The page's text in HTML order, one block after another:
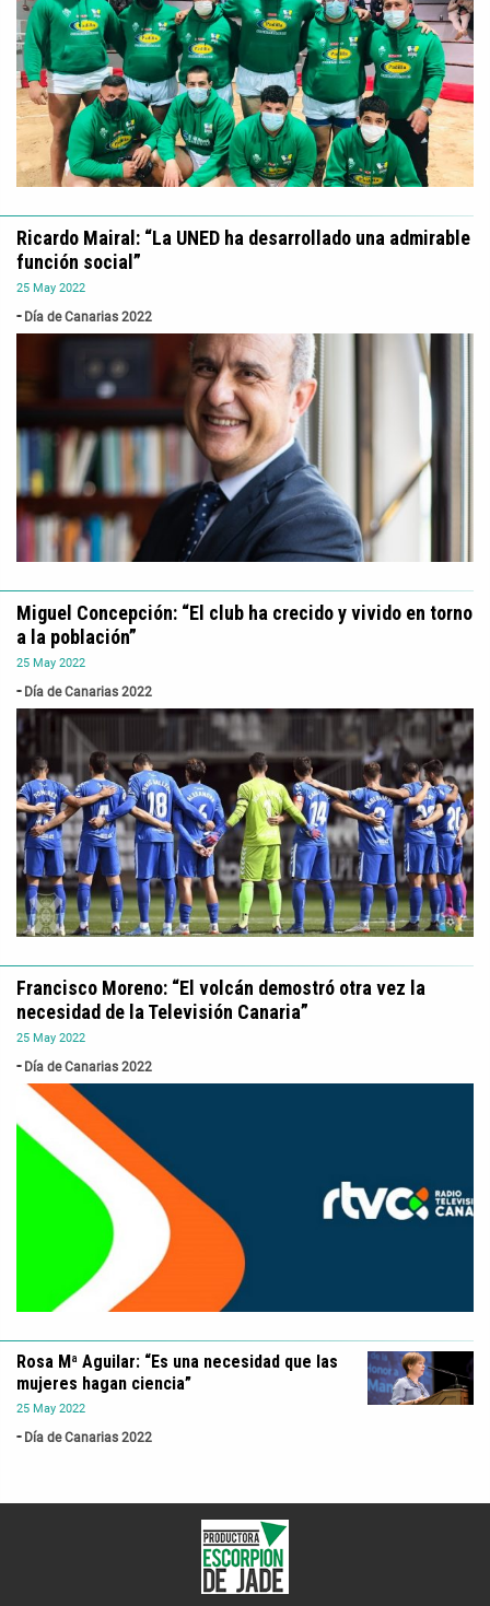
25 May 2022
Día de Canarias 2022
Ricardo Mairal: “La UNED ha desarrollado una admirable
función social”
25 May 2022
Día de Canarias 2022
Miguel Concepción: “El club ha crecido y vivido en torno
a la población”
25 May 2022
Día de Canarias 2022
Francisco Moreno: “El volcán demostró otra vez la
necesidad de la Televisión Canaria”
25 May 2022
Día de Canarias 2022
Rosa Mª Aguilar: “Es una necesidad que las
mujeres hagan ciencia”